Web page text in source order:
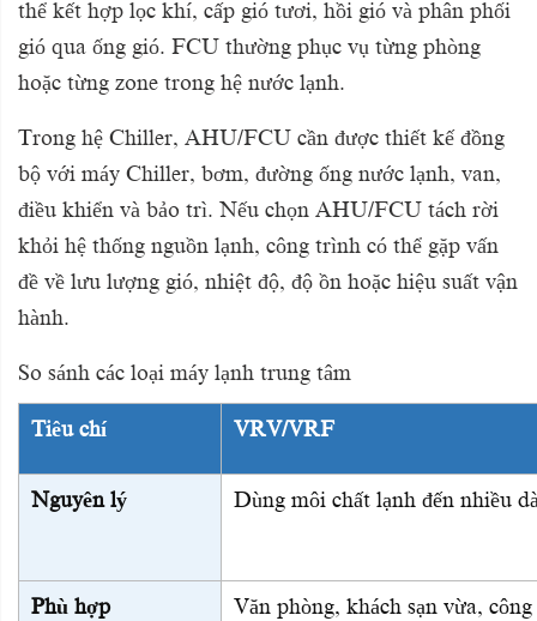
thể kết hợp lọc khí, cấp gió tươi, hồi gió và phân phối
gió qua ống gió. FCU thường phục vụ từng phòng
hoặc từng zone trong hệ nước lạnh.
Trong hệ Chiller, AHU/FCU cần được thiết kế đồng
bộ với máy Chiller, bơm, đường ống nước lạnh, van,
điều khiển và bảo trì. Nếu chọn AHU/FCU tách rời
khỏi hệ thống nguồn lạnh, công trình có thể gặp vấn
đề về lưu lượng gió, nhiệt độ, độ ồn hoặc hiệu suất vận
hành.
So sánh các loại máy lạnh trung tâm
Tiêu chí VRV/VRF
Nguyên lý Dùng môi chất lạnh đến nhiều
Phù hợp
Văn phòng, khách sạn vừa,